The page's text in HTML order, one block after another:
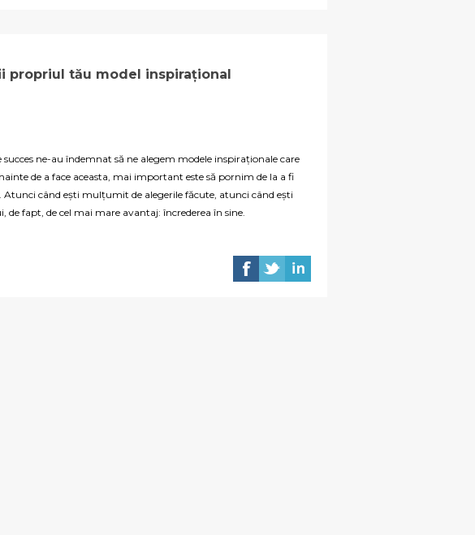
propriul tău model inspirațional
ne-au îndemnat să ne alegem modele inspiraționale care
de a face aceasta, mai important este să pornim de la a fi
când ești mulțumit de alegerile făcute, atunci când ești
de fapt, de cel mai mare avantaj: încrederea în sine.